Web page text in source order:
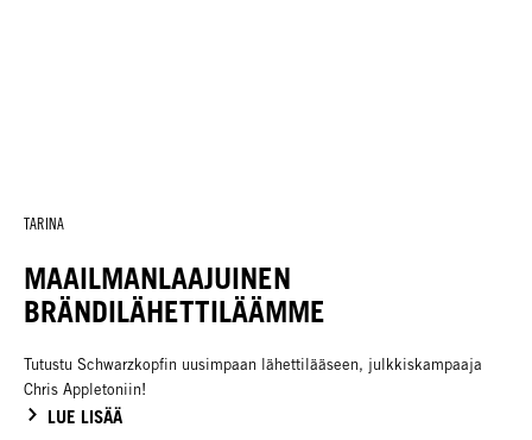
TARINA
MAAILMANLAAJUINEN
BRÄNDILÄHETTILÄÄMME
Tutustu Schwarzkopfin uusimpaan lähettilääseen, julkkiskampaaja
Chris Appletoniin!
LUE LISÄÄ